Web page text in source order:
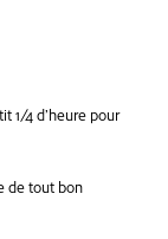
1/4 d’heure pour
de tout bon